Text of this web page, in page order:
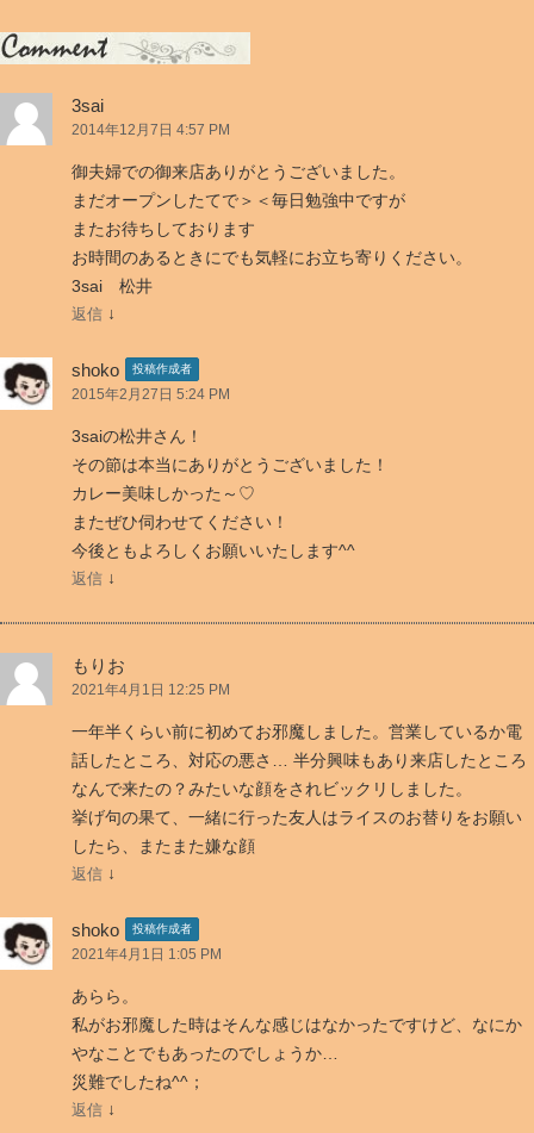
阿
野
市
に
る
レ
ト
さ
ん
に
行
っ
へ
の
3sai
2014年12月7日 4:57 PM
御夫婦での御来店ありがとうございました。
まだオープンしたてで＞＜毎日勉強中ですが
またお待ちしております
お時間のあるときにでも気軽にお立ち寄りください。
3sai 松井
返信 ↓
shoko 投稿作成者
2015年2月27日 5:24 PM
3saiの松井さん！
その節は本当にありがとうございました！
カレー美味しかった～♡
またぜひ伺わせてください！
今後ともよろしくお願いいたします^^
返信 ↓
もりお
2021年4月1日 12:25 PM
一年半くらい前に初めてお邪魔しました。営業しているか電
話したところ、対応の悪さ… 半分興味もあり来店したところ
なんで来たの？みたいな顔をされビックリしました。
挙げ句の果て、一緒に行った友人はライスのお替りをお願い
したら、またまた嫌な顔
返信 ↓
shoko 投稿作成者
2021年4月1日 1:05 PM
あらら。
私がお邪魔した時はそんな感じはなかったですけど、なにか
やなことでもあったのでしょうか…
災難でしたね^^；
返信 ↓